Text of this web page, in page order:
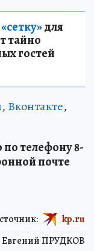
для
тайно
гостей
, Вконтакте,
телефону 8-
почте
Евгений ПРУДКОВ
kp.ru